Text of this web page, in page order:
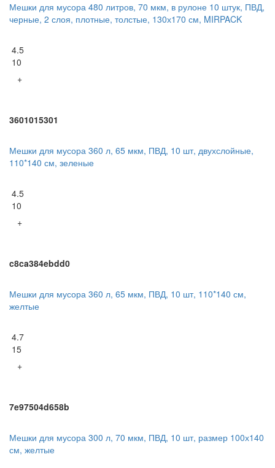
Мешки для мусора 480 литров, 70 мкм, в рулоне 10 штук, ПВД,
черные, 2 слоя, плотные, толстые, 130х170 см, MIRPACK
4.5
10
+
3601015301
Мешки для мусора 360 л, 65 мкм, ПВД, 10 шт, двухслойные,
110*140 см, зеленые
4.5
10
+
c8ca384ebdd0
Мешки для мусора 360 л, 65 мкм, ПВД, 10 шт, 110*140 см,
желтые
4.7
15
+
7e97504d658b
Мешки для мусора 300 л, 70 мкм, ПВД, 10 шт, размер 100х140
см, желтые